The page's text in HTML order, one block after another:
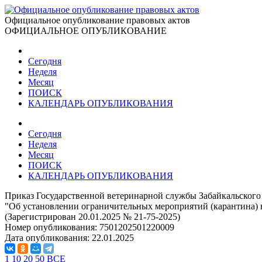
Официальное опубликование правовых актов
ОФИЦИАЛЬНОЕ ОПУБЛИКОВАНИЕ
Сегодня
Неделя
Месяц
ПОИСК
КАЛЕНДАРЬ ОПУБЛИКОВАНИЯ
Сегодня
Неделя
Месяц
ПОИСК
КАЛЕНДАРЬ ОПУБЛИКОВАНИЯ
Приказ Государственной ветеринарной службы
"Об установлении ограничительных мероприятий
(Зарегистрирован 20.01.2025 № 21-75-2025)
Номер опубликования: 7501202501220009
Дата опубликования: 22.01.2025
1 10 20 50 ВСЕ